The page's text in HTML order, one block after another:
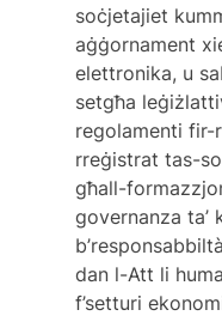
soċjetajiet
aġġornament
elettronika, u
setgħa
regolamenti
rreġistrat tas-
għall-
governanza ta’
dan l-Att li
f’setturi